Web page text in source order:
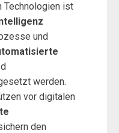
Technologien ist
und
werden.
vor digitalen
den